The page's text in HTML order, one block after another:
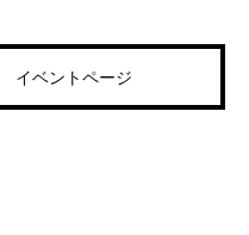
イベントページ